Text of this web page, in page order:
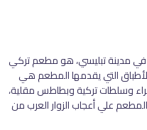
مدينة تبليسي، هو مطعم تركي
التي يقدمها المطعم هي
وسلطات تركية وبطاطس مقلية،
علي أعجاب الزوار العرب من